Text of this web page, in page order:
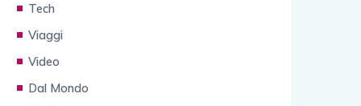
Tech
Viaggi
Video
Dal Mondo